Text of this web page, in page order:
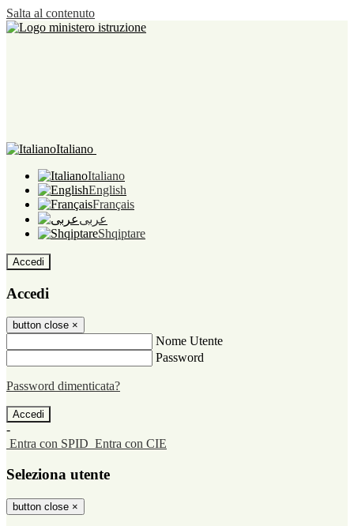
Salta al contenuto
Italiano
Italiano
English
Français
عربى
Shqiptare
Accedi
Accedi
button close ×
Nome Utente
Password
Password dimenticata?
-
Entra con SPID Entra con CIE
Seleziona utente
button close ×